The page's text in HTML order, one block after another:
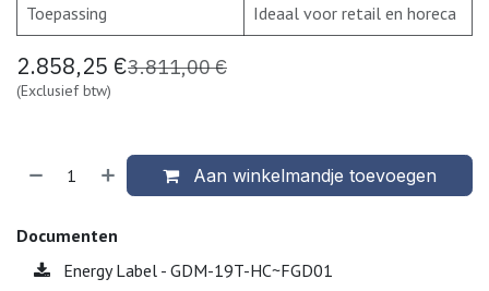
Toepassing Ideaal voor retail en horeca
2.858,25 €3.811,00€
(Exclusief btw)
Aan winkelmandje toevoegen
Documenten
Energy Label - GDM-19T-HC~FGD01